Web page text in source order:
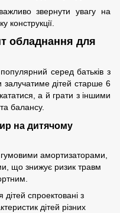
звернути увагу на
конструкції.
обладнання для
серед батьків з
залучатиме дітей старше 6
а й грати з іншими
балансу.
на дитячому
амортизаторами,
що знижує ризик травм
спроектовані з
дітей різних